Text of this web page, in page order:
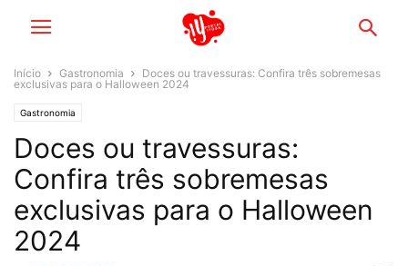
Início Gastronomia
Doces ou travessuras: Confira três sobremesas
exclusivas para o Halloween 2024
Gastronomia
Doces ou travessuras:
Confira três sobremesas
exclusivas para o Halloween
2024